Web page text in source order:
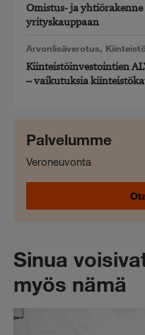
Omistus- ja
yrityskauppaan
Arvonlisäverotus,
Kiinteistöinvestointien
– vaikutuksia
Palvelumme
Veroneuvonta
Sinua
myös nämä